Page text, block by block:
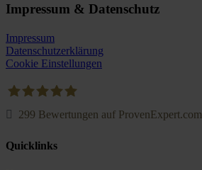
Impressum & Datenschutz
Impressum
Datenschutzerklärung
Cookie Einstellungen
299 Bewertungen auf ProvenExpert.com
Quicklinks